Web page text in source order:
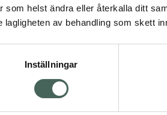
som helst ändra eller återkalla ditt
av behandling som skett
Inställningar
Visa
Visa